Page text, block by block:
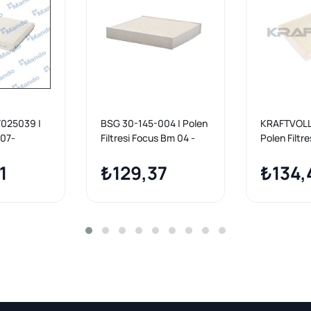
|
BSG 30-145-004 | Polen
Filtresi Focus Bm 04 -
₺129,37
Polen
II Cb4 04 >
> Mondeo